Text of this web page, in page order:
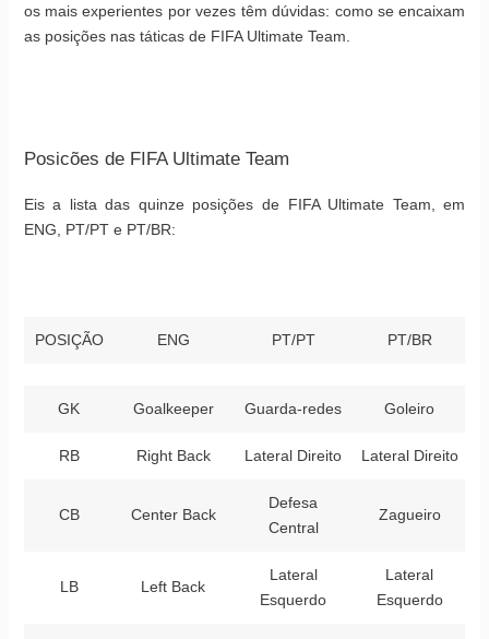
os mais experientes por vezes têm dúvidas: como se encaixam
as posições nas táticas de FIFA Ultimate Team.
Posicões de FIFA Ultimate Team
Eis a lista das quinze posições de FIFA Ultimate Team, em
ENG, PT/PT e PT/BR:
POSIÇÃO ENG PT/PT PT/BR
GK Goalkeeper Guarda-redes Goleiro
RB Right Back Lateral Direito Lateral Direito
CB Center Back
Defesa
Central
Zagueiro
LB Left Back
Lateral
Esquerdo
Lateral
Esquerdo